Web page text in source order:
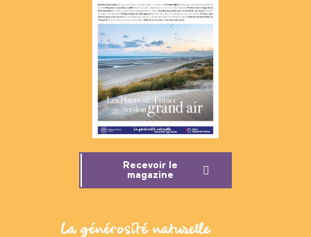
Recevoir le
magazine